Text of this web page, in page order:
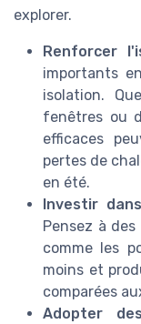
explorer.
Renforcer
importants
isolation.
fenêtres ou
efficaces
pertes de
en été.
Investir
Pensez à
comme les
moins et
comparées
Adopter